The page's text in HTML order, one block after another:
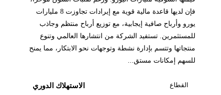
فإن لديها قاعدة مالية قوية مع إيرادات تجاوزت 8 مليارات
يورو وأرباح صافية إيجابية، مع توزيع أرباح منتظم وجاذب
للمستثمرين. تستفيد الشركة من انتشارها العالمي وتنوع
منتجاتها وتتسم بإدارة نشطة وتوجهات نحو الابتكار، مما يمنح
للسهم إمكانات مستق...
القطاع الاستهلاك الدوري